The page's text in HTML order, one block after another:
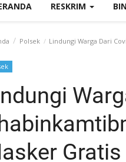
RESKRIM
Polsek Lindungi Warga Dari
Gratis